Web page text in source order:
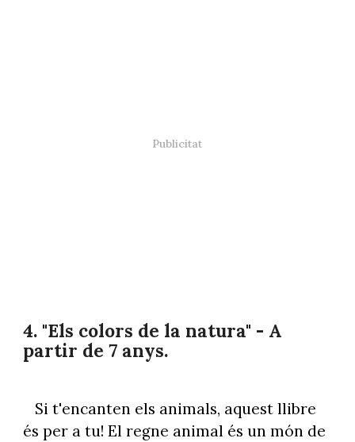
4. "Els colors de la natura" - A
partir de 7 anys.
Si t'encanten els animals, aquest llibre
és per a tu! El regne animal és un món de